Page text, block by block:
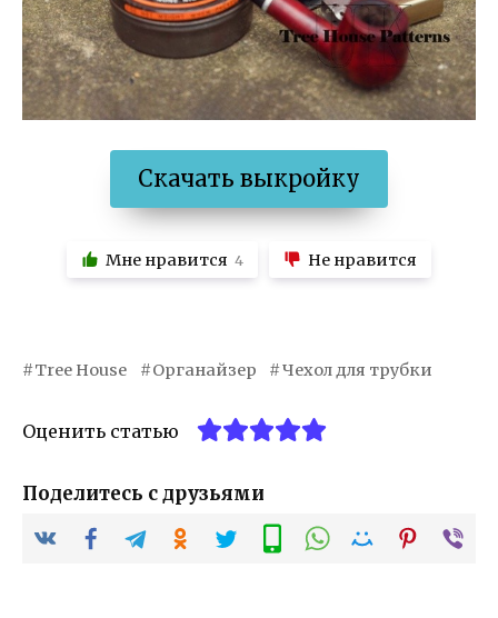
Скачать выкройку
Мне нравится 4 Не нравится
Tree House Органайзер Чехол для трубки
Оценить статью
Поделитесь с друзьями